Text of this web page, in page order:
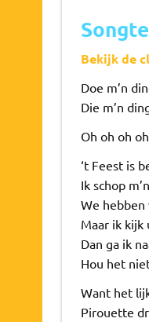
Bekijk de
Doe m’n
Die m’n
Oh oh oh
‘t Feest is
Ik schop
We
Maar ik kijk
Dan ga ik
Hou het
Want het
Pirouette